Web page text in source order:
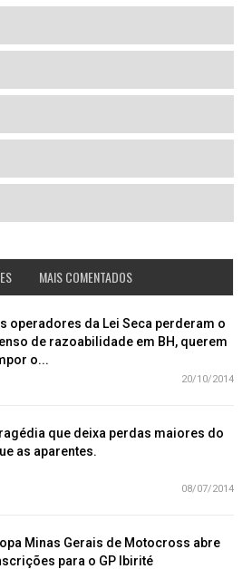
MAIS COMENTADOS
operadores da Lei Seca perderam o
de razoabilidade em BH, querem
o...
20/10/2014
que deixa perdas maiores do
as aparentes.
08/07/2014
Minas Gerais de Motocross abre
para o GP Ibirité